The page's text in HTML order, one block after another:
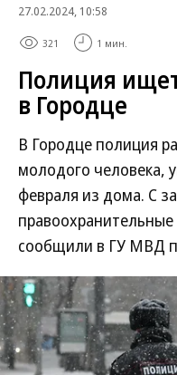
27.02.2024, 10:58
321 1 мин.
Полиция
в Городце
В Городце полиция
молодого человека,
февраля из дома. С
сообщили в ГУ МВД